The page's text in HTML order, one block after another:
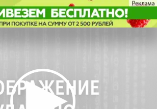
МВД Нургалиев поедет
дорогам
новости
и курсы
в Пензе